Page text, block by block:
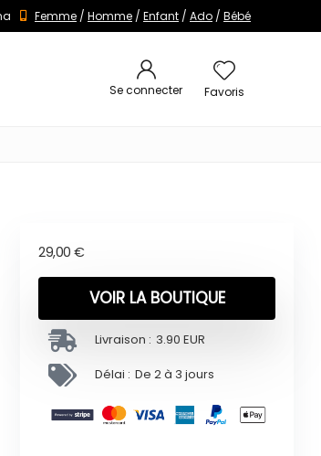
Femme / Homme / Enfant / Ado / Bébé
Se connecter Favoris
29,00 €
VOIR LA BOUTIQUE
Livraison : 3.90 EUR
Délai : De 2 à 3 jours